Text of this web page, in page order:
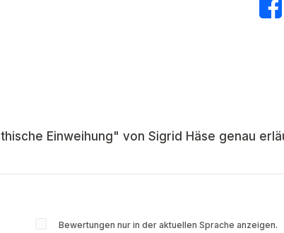
Einweihung" von Sigrid Häse genau
Bewertungen nur in der aktuellen Sprache anzeigen.